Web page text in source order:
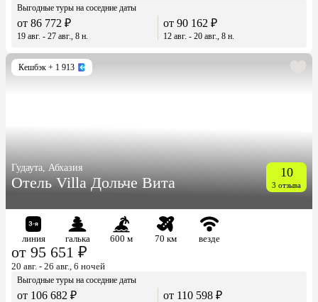
Выгодные туры на соседние даты
от 86 772 ₽
19 авг. - 27 авг., 8 н.
от 90 162 ₽
12 авг. - 20 авг., 8 н.
Кешбэк + 1 913
Гудаута, Абхазия
Отель Villa Дольче Вита
10
3 отзыва
линия галька 600 м 70 км везде
от 95 651 ₽
20 авг. - 26 авг., 6 ночей
Выгодные туры на соседние даты
от 106 682 ₽ от 110 598 ₽